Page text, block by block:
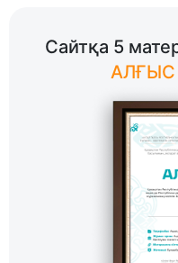
Сайтқа 5
АЛҒЫС